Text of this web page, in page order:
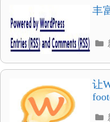
丰
让